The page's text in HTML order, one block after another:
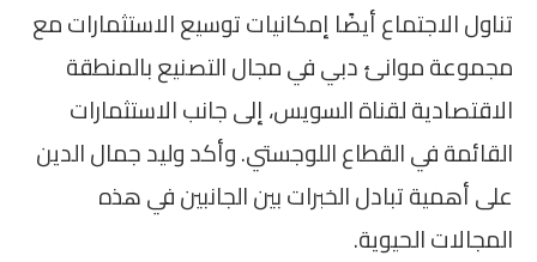
تناول الاجتماع أيضًا إمكانيات توسيع الاستثمارات مع
مجموعة موانئ دبي في مجال التصنيع بالمنطقة
الاقتصادية لقناة السويس، إلى جانب الاستثمارات
القائمة في القطاع اللوجستي. وأكد وليد جمال الدين
على أهمية تبادل الخبرات بين الجانبين في هذه
المجالات الحيوية.